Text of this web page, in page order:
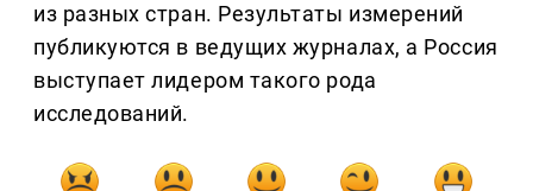
из разных стран. Результаты измерений
публикуются в ведущих журналах, а Россия
выступает лидером такого рода
исследований.